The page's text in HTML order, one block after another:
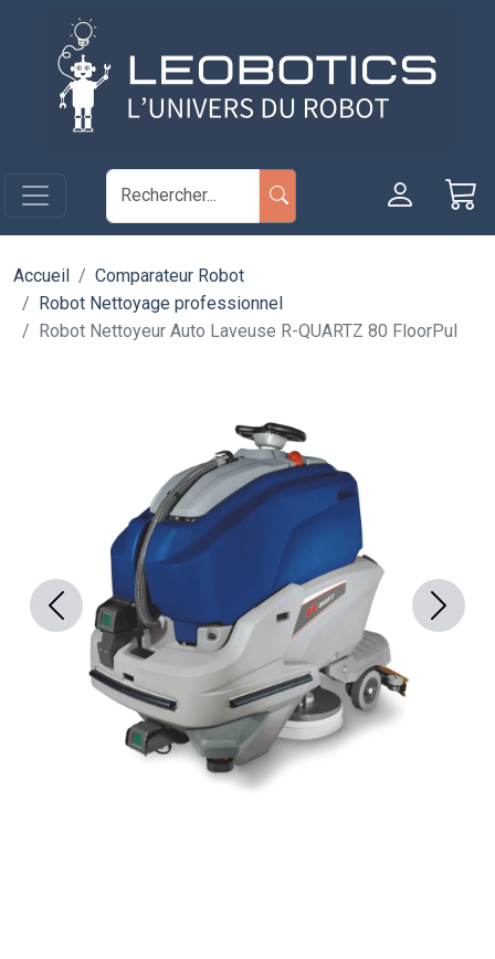
Aller au contenu principal
Accueil
Comparateur Robot
Robot Nettoyage professionnel
Robot Nettoyeur Auto Laveuse R-QUARTZ 80 FloorPul
Previous Next
Panneau de gestion des cookies